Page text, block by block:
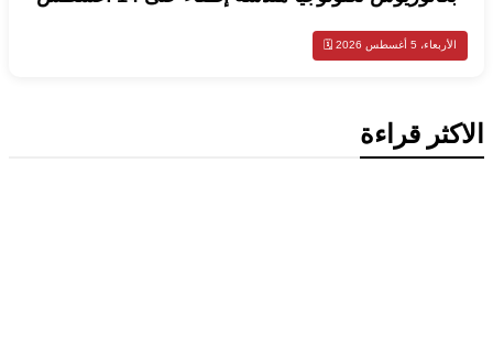
الأربعاء، 5 أغسطس 2026 🗓️
الاكثر قراءة